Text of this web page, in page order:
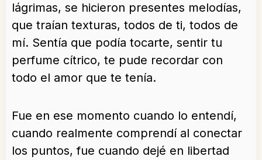
lágrimas, se hicieron presentes melodías,
que traían texturas, todos de ti, todos de
mí. Sentía que podía tocarte, sentir tu
perfume cítrico, te pude recordar con
todo el amor que te tenía.
Fue en ese momento cuando lo entendí,
cuando realmente comprendí al conectar
los puntos, fue cuando dejé en libertad